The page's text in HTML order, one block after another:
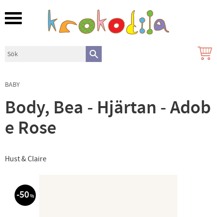
Meny
BABY
Body, Bea - Hjärtan - Adob
e Rose
Hust & Claire
50%